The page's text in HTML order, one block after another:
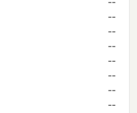
--
--
--
--
--
--
--